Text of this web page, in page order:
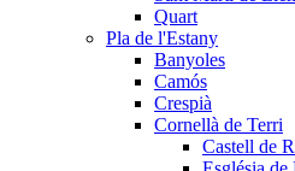
Quart
Pla de l'Estany
Banyoles
Camós
Crespià
Cornellà de Terri
Castell de